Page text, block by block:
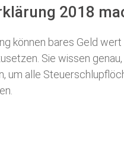
2018
können bares Geld
Sie wissen
um alle